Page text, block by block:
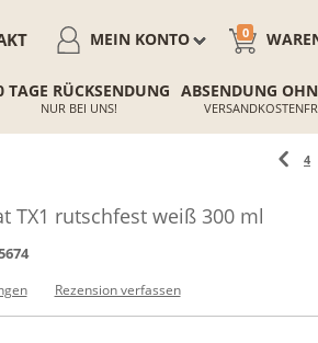
0
MEIN KONTO
TAGE RÜCKSENDUNG
NUR BEI UNS!
ABSENDUNG
4
TX1 rutschfest weiß 300 ml
Rezension verfassen